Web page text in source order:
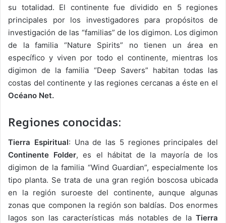
su totalidad. El continente fue dividido en 5 regiones
principales por los investigadores para propósitos de
investigación de las “familias” de los digimon. Los digimon
de la familia “Nature Spirits” no tienen un área en
específico y viven por todo el continente, mientras los
digimon de la familia “Deep Savers” habitan todas las
costas del continente y las regiones cercanas a éste en el
Océano Net.
Regiones conocidas:
Tierra Espiritual: Una de las 5 regiones principales del
Continente Folder, es el hábitat de la mayoría de los
digimon de la familia “Wind Guardian”, especialmente los
tipo planta. Se trata de una gran región boscosa ubicada
en la región suroeste del continente, aunque algunas
zonas que componen la región son baldías. Dos enormes
lagos son las características más notables de la Tierra